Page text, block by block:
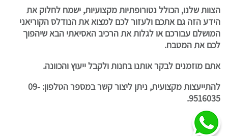
הצוות שלנו, הכולל נטורופתיות מקצועיות, ישמח לחלוק את
הידע הזה גם אתכם ולעזור לכם למצוא את הנודלס הקוריאני
המושלם עבורכם או לגלות את הרכיב האסיאתי הבא שיהפוך
לכם את המטבח.
אתם מוזמנים לבקר אותנו בחנות ולקבל ייעוץ והכוונה.
להתייעצות מקצועית, ניתן ליצור קשר במספר הטלפון: 09-
9516035.